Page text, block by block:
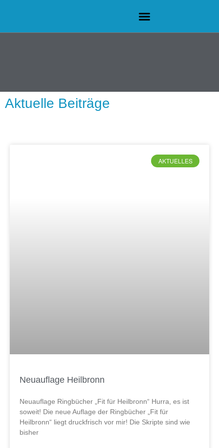
Aktuelle Beiträge
AKTUELLES
Neuauflage Heilbronn
Neuauflage Ringbücher „Fit für Heilbronn“ Hurra, es ist
soweit! Die neue Auflage der Ringbücher „Fit für
Heilbronn“ liegt druckfrisch vor mir! Die Skripte sind wie
bisher